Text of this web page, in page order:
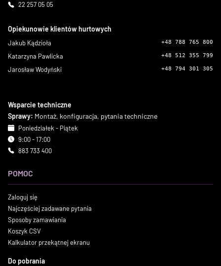
22 257 05 05
Opiekunowie klientów hurtowych
Jakub Kądzioła +48 788 765 800
Katarzyna Pawlicka +48 512 355 799
Jarosław Wodyński +48 794 301 305
Wsparcie techniczne
Sprawy: Montaż, konfiguracja, pytania techniczne
Poniedziałek - Piątek
9:00 - 17:00
883 733 400
POMOC
Zaloguj się
Najczęściej zadawane pytania
Sposoby zamawiania
Koszyk CSV
Kalkulator przekątnej ekranu
Do pobrania